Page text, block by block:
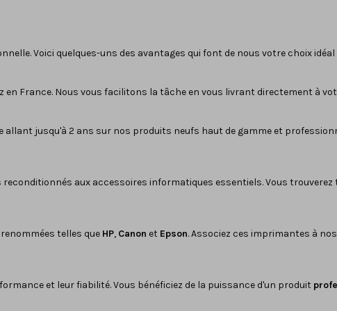
Voici quelques-uns des avantages qui font de nous votre choix
en France. Nous vous facilitons la tâche en vous livrant directement à
jusqu'à 2 ans sur nos produits neufs haut de gamme et
aux accessoires informatiques essentiels. Vous
telles que HP, Canon et Epson. Associez ces imprimantes à
et leur fiabilité. Vous bénéficiez de la puissance d'un produit